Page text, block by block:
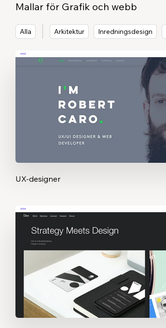
Mallar för Grafik och webb
Alla Arkitektur Inredningsdesign
UX-designer